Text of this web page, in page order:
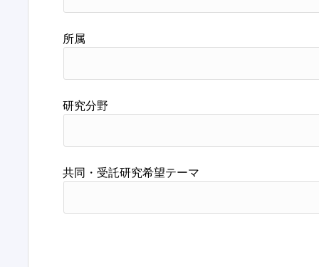
所属
研究分野
共同・受託研究希望テーマ